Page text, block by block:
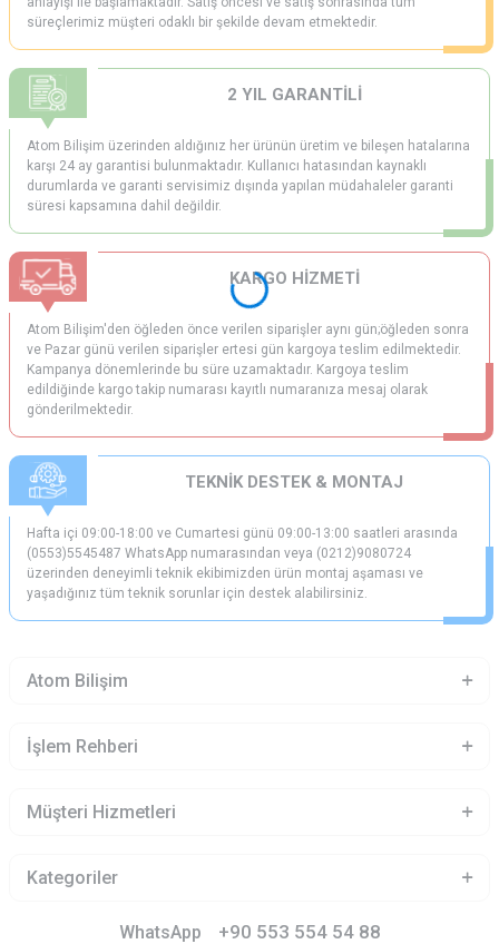
süreçlerimiz müşteri odaklı bir şekilde devam etmektedir.
2 YIL GARANTİLİ
Atom Bilişim üzerinden aldığınız her ürünün üretim ve bileşen hatalarına
karşı 24 ay garantisi bulunmaktadır. Kullanıcı hatasından kaynaklı
durumlarda ve garanti servisimiz dışında yapılan müdahaleler garanti
süresi kapsamına dahil değildir.
KARGO HİZMETİ
Atom Bilişim'den öğleden önce verilen siparişler aynı gün;öğleden sonra
ve Pazar günü verilen siparişler ertesi gün kargoya teslim edilmektedir.
Kampanya dönemlerinde bu süre uzamaktadır. Kargoya teslim
edildiğinde kargo takip numarası kayıtlı numaranıza mesaj olarak
gönderilmektedir.
TEKNİK DESTEK & MONTAJ
Hafta içi 09:00-18:00 ve Cumartesi günü 09:00-13:00 saatleri arasında
(0553)5545487 WhatsApp numarasından veya (0212)9080724
üzerinden deneyimli teknik ekibimizden ürün montaj aşaması ve
yaşadığınız tüm teknik sorunlar için destek alabilirsiniz.
Atom Bilişim
İşlem Rehberi
Müşteri Hizmetleri
Kategoriler
WhatsApp +90 553 554 54 88